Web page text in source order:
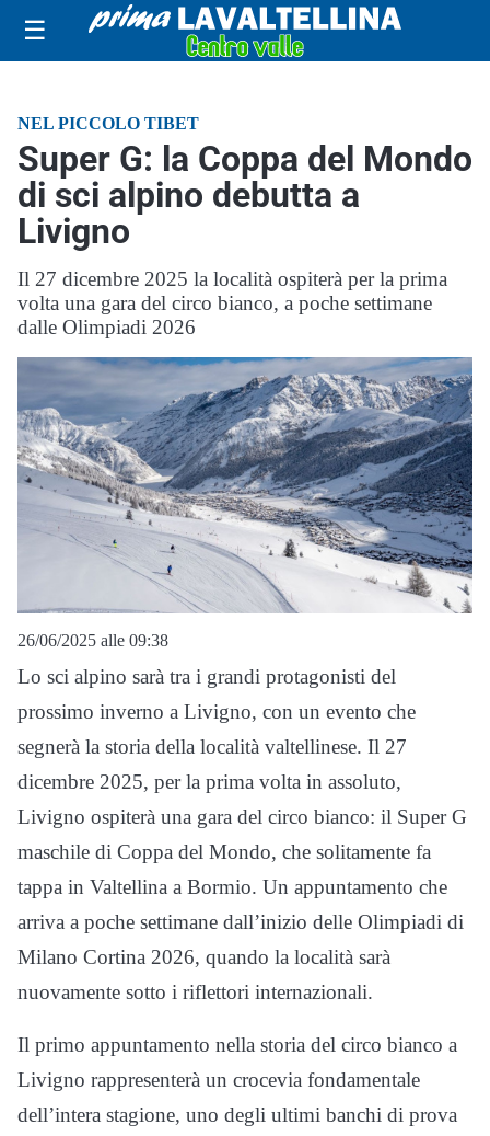
☰
NEL PICCOLO TIBET
Super G: la Coppa del Mondo
di sci alpino debutta a
Livigno
Il 27 dicembre 2025 la località ospiterà per la prima
volta una gara del circo bianco, a poche settimane
dalle Olimpiadi 2026
26/06/2025 alle 09:38
Lo sci alpino sarà tra i grandi protagonisti del
prossimo inverno a Livigno, con un evento che
segnerà la storia della località valtellinese. Il 27
dicembre 2025, per la prima volta in assoluto,
Livigno ospiterà una gara del circo bianco: il Super G
maschile di Coppa del Mondo, che solitamente fa
tappa in Valtellina a Bormio. Un appuntamento che
arriva a poche settimane dall’inizio delle Olimpiadi di
Milano Cortina 2026, quando la località sarà
nuovamente sotto i riflettori internazionali.
Il primo appuntamento nella storia del circo bianco a
Livigno rappresenterà un crocevia fondamentale
dell’intera stagione, uno degli ultimi banchi di prova